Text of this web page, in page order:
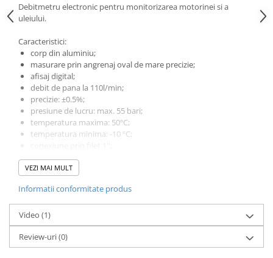
Debitmetru electronic pentru monitorizarea motorinei si a
uleiului.
Caracteristici:
corp din aluminiu;
masurare prin angrenaj oval de mare precizie;
afisaj digital;
debit de pana la 110l/min;
precizie: ±0.5%;
presiune de lucru: max. 55 bari;
temperatura maxima: 50ºC;
temperatura minima: -10 ºC;
total resetabil;
afisaj baterie descarcata;
memoria permanenta
Debit (aprox.):
5-110 l/min (motorină)
5-80 l/min (ulei)
Vascozitate fluida: 2-2.000 cSt
VEZI MAI MULT
Informatii conformitate produs
Video (1)
Review-uri(0)